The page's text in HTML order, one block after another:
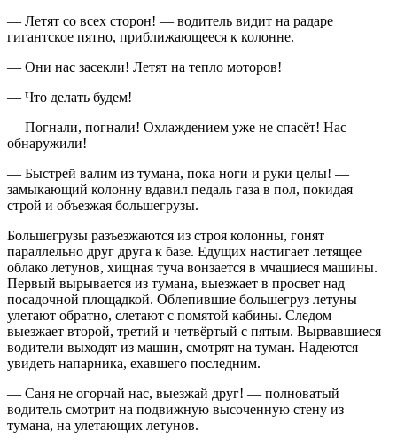
— Летят со всех сторон! — водитель видит на радаре
гигантское пятно, приближающееся к колонне.
— Они нас засекли! Летят на тепло моторов!
— Что делать будем!
— Погнали, погнали! Охлаждением уже не спасёт! Нас
обнаружили!
— Быстрей валим из тумана, пока ноги и руки целы! —
замыкающий колонну вдавил педаль газа в пол, покидая
строй и объезжая большегрузы.
Большегрузы разъезжаются из строя колонны, гонят
параллельно друг друга к базе. Едущих настигает летящее
облако летунов, хищная туча вонзается в мчащиеся машины.
Первый вырывается из тумана, выезжает в просвет над
посадочной площадкой. Облепившие большегруз летуны
улетают обратно, слетают с помятой кабины. Следом
выезжает второй, третий и четвёртый с пятым. Вырвавшиеся
водители выходят из машин, смотрят на туман. Надеются
увидеть напарника, ехавшего последним.
— Саня не огорчай нас, выезжай друг! — полноватый
водитель смотрит на подвижную высоченную стену из
тумана, на улетающих летунов.